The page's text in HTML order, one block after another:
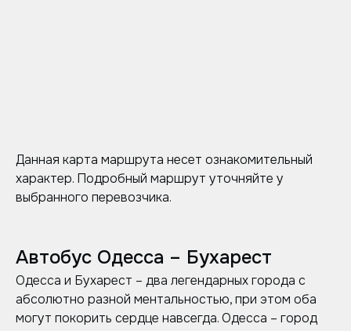
Данная карта маршрута несет ознакомительный
характер. Подробный маршрут уточняйте у
выбранного перевозчика.
Автобус Одесса – Бухарест
Одесса и Бухарест – два легендарных города с
абсолютно разной ментальностью, при этом оба
могут покорить сердце навсегда. Одесса – город